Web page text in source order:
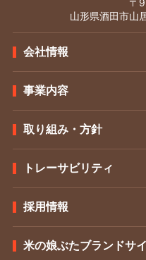
〒
山形県酒田市
会社情報
事業内容
取り組み・方針
トレーサビリティ
採用情報
米の娘ぶたブランドサ